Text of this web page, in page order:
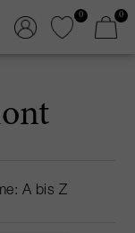
0 0